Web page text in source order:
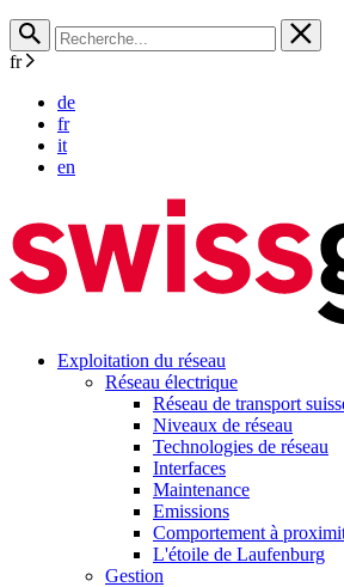
fr
de
fr
it
en
Exploitation du réseau
Réseau électrique
Réseau de transport
Niveaux de réseau
Technologies de réseau
Interfaces
Maintenance
Emissions
Comportement à
L'étoile de Laufenburg
Gestion